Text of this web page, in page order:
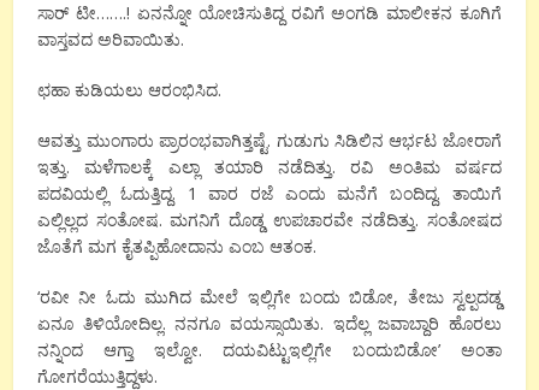
ಸಾರ್ ಟೀ…….! ಏನನ್ನೋ ಯೋಚಿಸುತಿದ್ದ ರವಿಗೆ ಅಂಗಡಿ ಮಾಲೀಕನ ಕೂಗಿಗೆ
ವಾಸ್ತವದ ಅರಿವಾಯಿತು.
ಛಹಾ ಕುಡಿಯಲು ಆರಂಭಿಸಿದ.
ಆವತ್ತು ಮುಂಗಾರು ಪ್ರಾರಂಭವಾಗಿತ್ತಷ್ಟೆ. ಗುಡುಗು ಸಿಡಿಲಿನ ಆರ್ಭಟ ಜೋರಾಗೆ
ಇತ್ತು. ಮಳೆಗಾಲಕ್ಕೆ ಎಲ್ಲಾ ತಯಾರಿ ನಡೆದಿತ್ತು. ರವಿ ಅಂತಿಮ ವರ್ಷದ
ಪದವಿಯಲ್ಲಿ ಓದುತ್ತಿದ್ದ. 1 ವಾರ ರಜೆ ಎಂದು ಮನೆಗೆ ಬಂದಿದ್ದ. ತಾಯಿಗೆ
ಎಲ್ಲಿಲ್ಲದ ಸಂತೋಷ. ಮಗನಿಗೆ ದೊಡ್ಡ ಉಪಚಾರವೇ ನಡೆದಿತ್ತು. ಸಂತೋಷದ
ಜೊತೆಗೆ ಮಗ ಕೈತಪ್ಪಿಹೋದಾನು ಎಂಬ ಆತಂಕ.
‘ರವೀ ನೀ ಓದು ಮುಗಿದ ಮೇಲೆ ಇಲ್ಲಿಗೇ ಬಂದು ಬಿಡೋ, ತೇಜು ಸ್ವಲ್ಪದಡ್ಡ
ಏನೂ ತಿಳಿಯೋದಿಲ್ಲ. ನನಗೂ ವಯಸ್ಸಾಯಿತು. ಇದೆಲ್ಲ ಜವಾಬ್ದಾರಿ ಹೊರಲು
ನನ್ನಿಂದ ಆಗ್ತಾ ಇಲ್ವೋ. ದಯವಿಟ್ಟುಇಲ್ಲಿಗೇ ಬಂದುಬಿಡೋ’ ಅಂತಾ
ಗೋಗರೆಯುತ್ತಿದ್ದಳು.